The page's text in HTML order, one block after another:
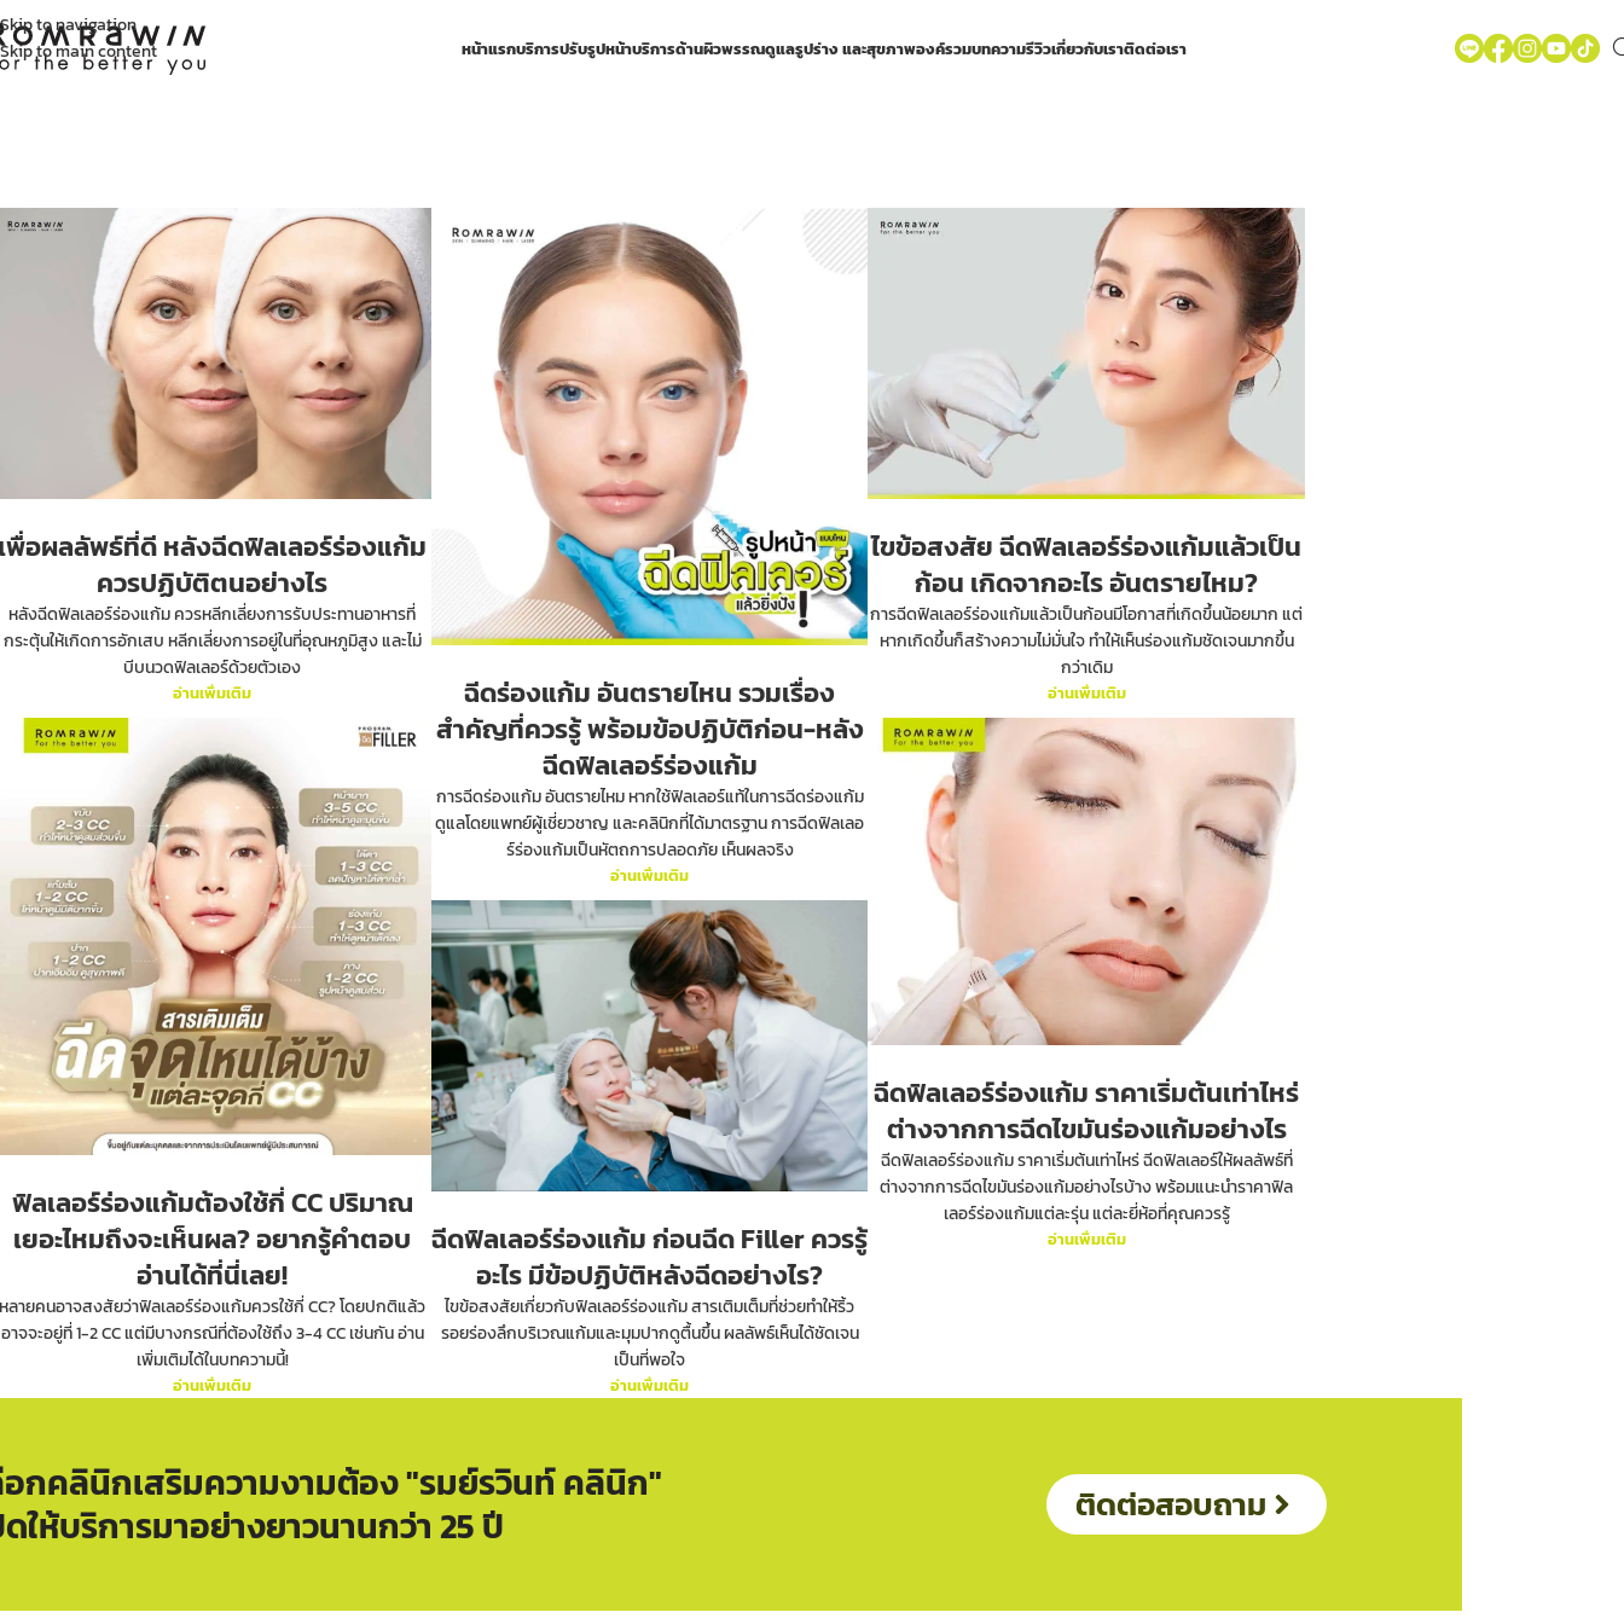
Skip to navigation
Skip to main content
หน้าแรกบริการปรับรูปหน้าบริการด้านผิวพรรณดูแลรูปร่าง และสุขภาพองค์รวมบทความรีวิวเกี่ยวกับเราติดต่อเรา
พื่อผลลัพธ์ที่ดี หลังฉีดฟิลเลอร์ร่องแก้ม
ควรปฏิบัติตนอย่างไร
หลังฉีดฟิลเลอร์ร่องแก้ม ควรหลีกเลี่ยงการรับประทานอาหารที่
กระตุ้นให้เกิดการอักเสบ หลีกเลี่ยงการอยู่ในที่อุณหภูมิสูง และไม่
บีบนวดฟิลเลอร์ด้วยตัวเอง
อ่านเพิ่มเติม
ฉีดร่องแก้ม อันตรายไหน รวมเรื่อง
สำคัญที่ควรรู้ พร้อมข้อปฏิบัติก่อน-หลัง
ฉีดฟิลเลอร์ร่องแก้ม
การฉีดร่องแก้ม อันตรายไหม หากใช้ฟิลเลอร์แท้ในการฉีดร่องแก้ม
ดูแลโดยแพทย์ผู้เชี่ยวชาญ และคลินิกที่ได้มาตรฐาน การฉีดฟิลเลอ
ร์ร่องแก้มเป็นหัตถการปลอดภัย เห็นผลจริง
อ่านเพิ่มเติม
ไขข้อสงสัย ฉีดฟิลเลอร์ร่องแก้มแล้วเป็น
ก้อน เกิดจากอะไร อันตรายไหม?
การฉีดฟิลเลอร์ร่องแก้มแล้วเป็นก้อนมีโอกาสที่เกิดขึ้นน้อยมาก แต่
หากเกิดขึ้นก็สร้างความไม่มั่นใจ ทำให้เห็นร่องแก้มชัดเจนมากขึ้น
กว่าเดิม
อ่านเพิ่มเติม
ฟิลเลอร์ร่องแก้มต้องใช้กี่ CC ปริมาณ
เยอะไหมถึงจะเห็นผล? อยากรู้คำตอบ
อ่านได้ที่นี่เลย!
หลายคนอาจสงสัยว่าฟิลเลอร์ร่องแก้มควรใช้กี่ CC? โดยปกติแล้ว
อาจจะอยู่ที่ 1-2 CC แต่มีบางกรณีที่ต้องใช้ถึง 3-4 CC เช่นกัน อ่าน
เพิ่มเติมได้ในบทความนี้!
อ่านเพิ่มเติม
ฉีดฟิลเลอร์ร่องแก้ม ราคาเริ่มต้นเท่าไหร่
ต่างจากการฉีดไขมันร่องแก้มอย่างไร
ฉีดฟิลเลอร์ร่องแก้ม ราคาเริ่มต้นเท่าไหร่ ฉีดฟิลเลอร์ให้ผลลัพธ์ที่
ต่างจากการฉีดไขมันร่องแก้มอย่างไรบ้าง พร้อมแนะนำราคาฟิล
เลอร์ร่องแก้มแต่ละรุ่น แต่ละยี่ห้อที่คุณควรรู้
อ่านเพิ่มเติม
ฉีดฟิลเลอร์ร่องแก้ม ก่อนฉีด Filler ควรรู้
อะไร มีข้อปฏิบัติหลังฉีดอย่างไร?
ไขข้อสงสัยเกี่ยวกับฟิลเลอร์ร่องแก้ม สารเติมเต็มที่ช่วยทำให้ริ้ว
รอยร่องลึกบริเวณแก้มและมุมปากดูตื้นขึ้น ผลลัพธ์เห็นได้ชัดเจน
เป็นที่พอใจ
อ่านเพิ่มเติม
อกคลินิกเสริมความงามต้อง "รมย์รวินท์ คลินิก"
ให้บริการมาอย่างยาวนานกว่า 25 ปี
ติดต่อสอบถาม